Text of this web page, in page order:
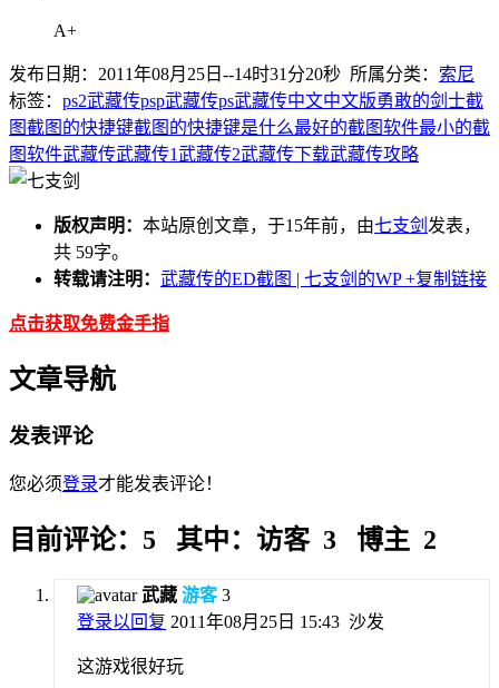
A+
发布日期：2011年08月25日--14时31分20秒 所属分类： 索尼
标签： ps2武藏传psp武藏传ps武藏传中文中文版勇敢的剑士截
图截图的快捷键截图的快捷键是什么最好的截图软件最小的截
图软件武藏传武藏传1武藏传2武藏传下载武藏传攻略
版权声明： 本站原创文章，于15年前，由七支剑 发表，
共 59字。
转载请注明： 武藏传的ED截图 | 七支剑的WP+复制链接
点击获取免费金手指
文章导航
发表评论
您必须登录才能发表评论！
目前评论：5 其中：访客 3 博主 2
武藏 游客 3
登录以回复 2011年08月25日 15:43 沙发
这游戏很好玩